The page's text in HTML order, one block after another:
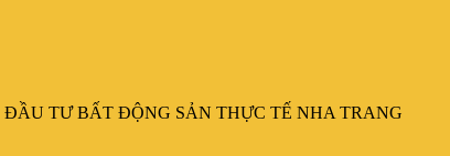
TƯ BẤT ĐỘNG SẢN THỰC TẾ NHA TRANG